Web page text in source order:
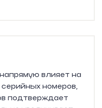
влияет на
номеров,
подтверждает